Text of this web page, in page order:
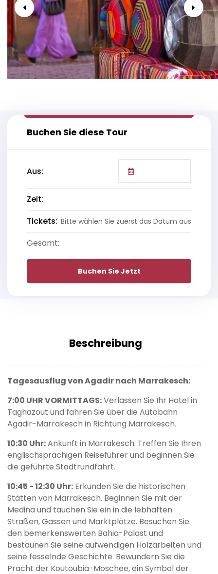
Buchen Sie diese Tour
Aus:
Zeit:
Tickets: Bitte wählen Sie zuerst das Datum aus
Gesamt:
Buchen Sie Jetzt
Beschreibung
Tagesausflug von Agadir nach Marrakesch:
7:00 UHR VORMITTAGS:Verlassen Sie Ihr Hotel in
Taghazout und fahren Sie über die Autobahn
Agadir-Marrakesch in Richtung Marrakesch.
10:30 Uhr:Ankunft in Marrakesch. Treffen Sie Ihren
englischsprachigen Reiseführer und beginnen Sie
die geführte Stadtrundfahrt.
10:45 - 12:30 Uhr: Erkunden Sie die historischen
Stätten von Marrakesch. Beginnen Sie mit der
Medina und tauchen Sie ein in die lebhaften
Straßen, Gassen und Marktplätze. Besuchen Sie
den bemerkenswerten Bahia-Palast und
bestaunen Sie seine aufwendigen Holzarbeiten und
seine fesselnde Geschichte. Bewundern Sie die
Pracht der Koutoubia-Moschee, ein Symbol der